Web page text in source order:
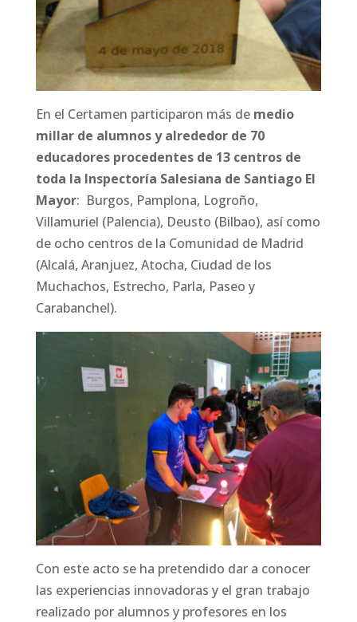
En el Certamen participaron más de medio
millar de alumnos y alrededor de 70
educadores procedentes de 13 centros de
toda la Inspectoría Salesiana de Santiago El
Mayor: Burgos, Pamplona, Logroño,
Villamuriel (Palencia), Deusto (Bilbao), así como
de ocho centros de la Comunidad de Madrid
(Alcalá, Aranjuez, Atocha, Ciudad de los
Muchachos, Estrecho, Parla, Paseo y
Carabanchel).
Con este acto se ha pretendido dar a conocer
las experiencias innovadoras y el gran trabajo
realizado por alumnos y profesores en los